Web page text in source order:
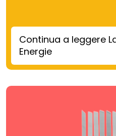
Continua a leggere
Energie